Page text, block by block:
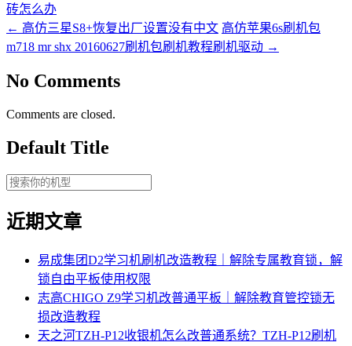
砖怎么办
← 高仿三星S8+恢复出厂设置没有中文 高仿苹果6s刷机包
m718 mr shx 20160627刷机包刷机教程刷机驱动 →
No Comments
Comments are closed.
Default Title
近期文章
易成集团D2学习机刷机改造教程｜解除专属教育锁，解
锁自由平板使用权限
志高CHIGO Z9学习机改普通平板｜解除教育管控锁无
损改造教程
天之河TZH-P12收银机怎么改普通系统？TZH-P12刷机